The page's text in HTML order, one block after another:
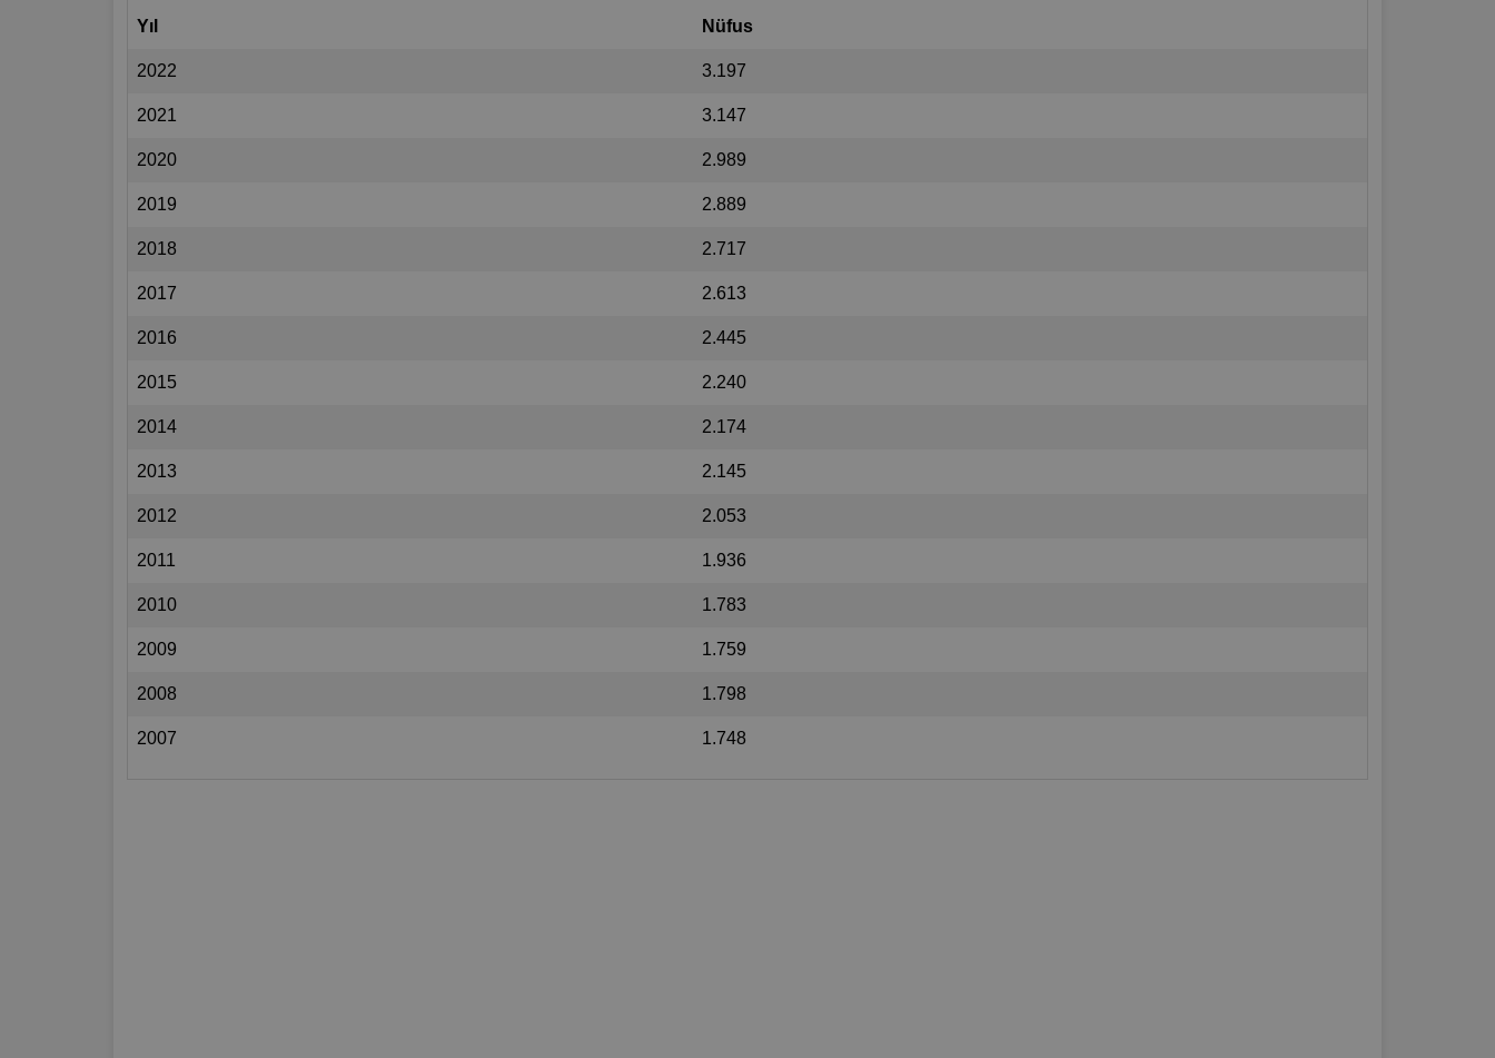
Yıl Nüfus
2022 3.197
2021 3.147
2020 2.989
2019 2.889
2018 2.717
2017 2.613
2016 2.445
2015 2.240
2014 2.174
2013 2.145
2012 2.053
2011 1.936
2010 1.783
2009 1.759
2008 1.798
2007 1.748